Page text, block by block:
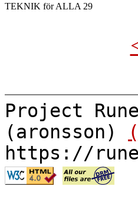
TEKNIK för ALLA 29
Project
(aronsson)
https://